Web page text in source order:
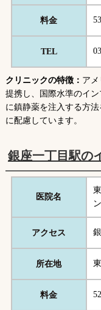
料金
TEL
クリニックの特徴： ア
提携し、国際水準のイ
に鎮静薬を注入する方
に配慮しています。
銀座一丁目駅の
医院名
アクセス
所在地
料金